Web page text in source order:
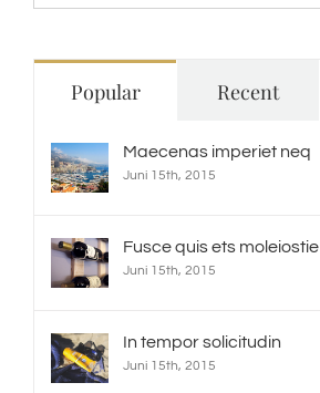
for:
Popular Recent
Maecenas imperiet neq
Juni 15th, 2015
Fusce quis ets moleiostie
Juni 15th, 2015
In tempor solicitudin
Juni 15th, 2015